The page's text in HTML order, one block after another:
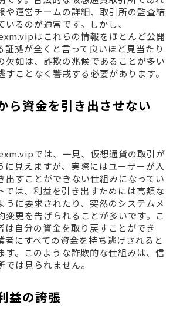
や運営チームの詳細、取引所の監査結
るのが通常です。しかし、
はこれらの情報をほとんど公開
証拠が全くと言って良いほど見当たり
欠如は、詐欺の兆候であることが多い
すことなく警戒する必要があります。
ら資金を引き出させない
では、一見、仮想通貨の取引が
に見えますが、実際にはユーザーが入
出すことができない仕組みになってい
では、利益を引き出すためには高額な
うに要求されたり、突然のシステムメ
変更を告げられることが多いです。こ
は自分の資金を取り戻すことができ
者にすべての資金を持ち逃げされると
す。このような詐欺的な仕組みは、信
は見られません。
益の誇張